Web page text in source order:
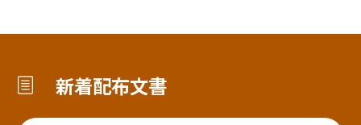
新着配布文書